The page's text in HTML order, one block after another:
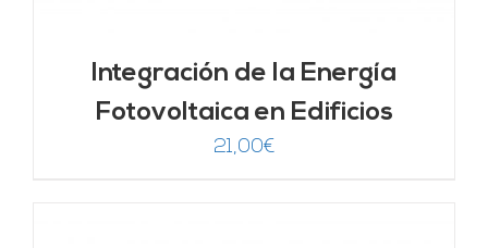
Integración de la Energía
Fotovoltaica en Edificios
21,00€